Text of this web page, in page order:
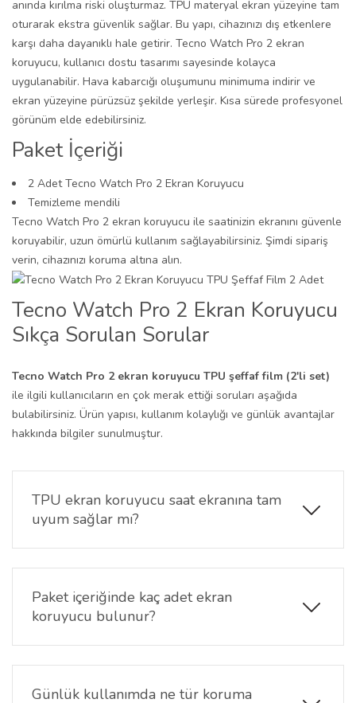
anında kırılma riski oluşturmaz. TPU materyal ekran yüzeyine tam
oturarak ekstra güvenlik sağlar. Bu yapı, cihazınızı dış etkenlere
karşı daha dayanıklı hale getirir. Tecno Watch Pro 2 ekran
koruyucu, kullanıcı dostu tasarımı sayesinde kolayca
uygulanabilir. Hava kabarcığı oluşumunu minimuma indirir ve
ekran yüzeyine pürüzsüz şekilde yerleşir. Kısa sürede profesyonel
görünüm elde edebilirsiniz.
Paket İçeriği
2 Adet Tecno Watch Pro 2 Ekran Koruyucu
Temizleme mendili
Tecno Watch Pro 2 ekran koruyucu ile saatinizin ekranını güvenle
koruyabilir, uzun ömürlü kullanım sağlayabilirsiniz. Şimdi sipariş
verin, cihazınızı koruma altına alın.
Tecno Watch Pro 2 Ekran Koruyucu
Sıkça Sorulan Sorular
Tecno Watch Pro 2 ekran koruyucu TPU şeffaf film (2'li set)
ile ilgili kullanıcıların en çok merak ettiği soruları aşağıda
bulabilirsiniz. Ürün yapısı, kullanım kolaylığı ve günlük avantajlar
hakkında bilgiler sunulmuştur.
TPU ekran koruyucu saat ekranına tam
uyum sağlar mı?
Esnek yapısı sayesinde ekran yüzeyine kolayca
yerleşir ve saat formuna uyum sağlayarak stabil bir
kullanım sunar.
Paket içeriğinde kaç adet ekran
koruyucu bulunur?
Ürün 2'li set olarak sunulur ve paket içerisinde 2
adet ekran koruyucu yer alır.
Günlük kullanımda ne tür koruma